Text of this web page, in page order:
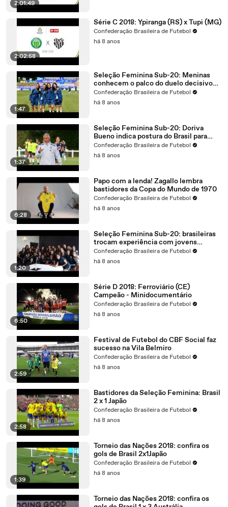
2:01:49
2:02:58
Série C 2018: Ypiranga (RS) x Tupi (MG)
Confederação Brasileira de Futebol
há 8 anos
1:47
Seleção Feminina Sub-20: Meninas
conhecem o palco do duelo decisivo
entre Brasil x Coreia do Norte
Confederação Brasileira de Futebol
há 8 anos
1:37
Seleção Feminina Sub-20: Doriva
Bueno indica postura do Brasil para
duelo decisivo no Mundial
Confederação Brasileira de Futebol
há 8 anos
6:28
Papo com a lenda! Zagallo lembra
bastidores da Copa do Mundo de 1970
Confederação Brasileira de Futebol
há 8 anos
1:20
Seleção Feminina Sub-20: brasileiras
trocam experiência com jovens
jogadoras francesas
Confederação Brasileira de Futebol
há 8 anos
6:50
Série D 2018: Ferroviário (CE)
Campeão - Minidocumentário
Confederação Brasileira de Futebol
há 8 anos
2:59
Festival de Futebol do CBF Social faz
sucesso na Vila Belmiro
Confederação Brasileira de Futebol
há 8 anos
2:58
Bastidores da Seleção Feminina: Brasil
2 x 1 Japão
Confederação Brasileira de Futebol
há 8 anos
1:39
Torneio das Nações 2018: confira os
gols de Brasil 2x1Japão
Confederação Brasileira de Futebol
há 8 anos
Torneio das Nações 2018: confira os